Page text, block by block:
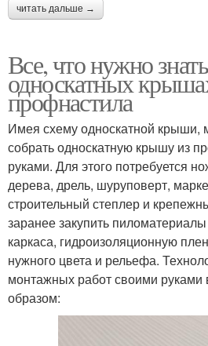
читать дальше →
Все, что нужно
односкатных
профнастила
Имея схему односкатной крыши,
собрать односкатную крышу из
руками. Для этого потребуется
дерева, дрель, шуруповерт,
строительный степлер и
заранее закупить
каркаса, гидроизоляционную
нужного цвета и рельефа.
монтажных работ своими
образом: